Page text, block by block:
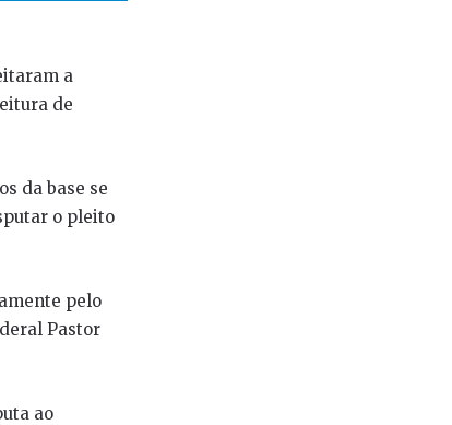
a
de
da base se
o pleito
pelo
Pastor
ao